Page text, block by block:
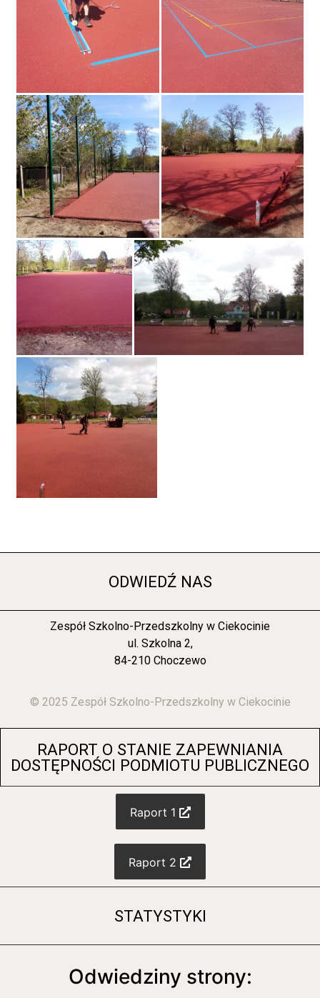
ODWIEDŹ NAS
Zespół Szkolno-Przedszkolny w Ciekocinie
ul. Szkolna 2,
84-210 Choczewo
© 2025 Zespół Szkolno-Przedszkolny w Ciekocinie
RAPORT O STANIE ZAPEWNIANIA
DOSTĘPNOŚCI PODMIOTU PUBLICZNEGO
Raport 1
Raport 2
STATYSTYKI
Odwiedziny strony: